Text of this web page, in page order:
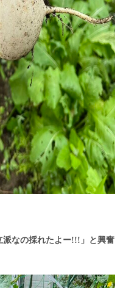
派なの採れたよー!!!」と興奮